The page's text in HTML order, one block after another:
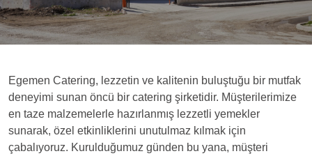
Egemen Catering, lezzetin ve kalitenin buluştuğu bir mutfak
deneyimi sunan öncü bir catering şirketidir. Müşterilerimize
en taze malzemelerle hazırlanmış lezzetli yemekler
sunarak, özel etkinliklerini unutulmaz kılmak için
çabalıyoruz. Kurulduğumuz günden bu yana, müşteri